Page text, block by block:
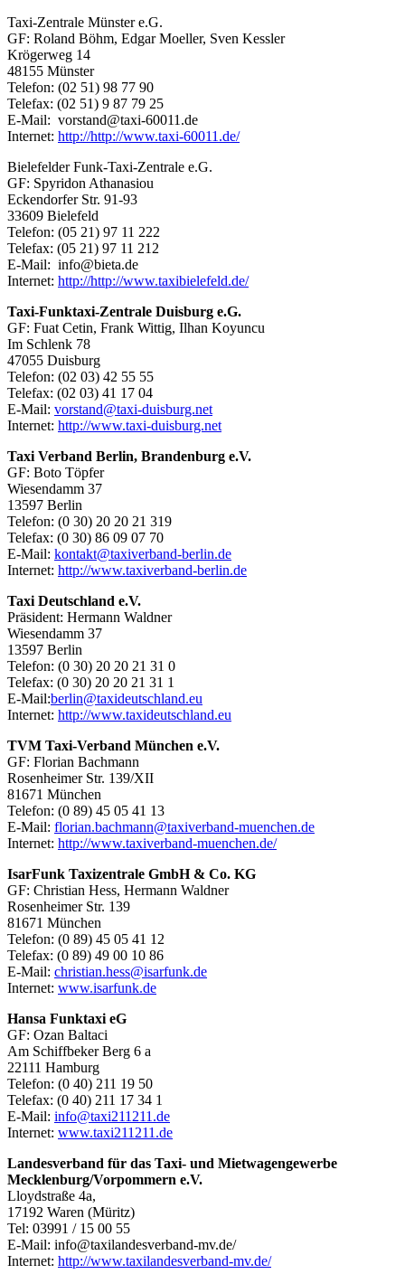
Taxi-Zentrale Münster e.G.
GF: Roland Böhm, Edgar Moeller, Sven Kessler
Krögerweg 14
48155 Münster
Telefon: (02 51) 98 77 90
Telefax: (02 51) 9 87 79 25
E-Mail: vorstand@taxi-60011.de
Internet: http://http://www.taxi-60011.de/
Bielefelder Funk-Taxi-Zentrale e.G.
GF: Spyridon Athanasiou
Eckendorfer Str. 91-93
33609 Bielefeld
Telefon: (05 21) 97 11 222
Telefax: (05 21) 97 11 212
E-Mail: info@bieta.de
Internet: http://http://www.taxibielefeld.de/
Taxi-Funktaxi-Zentrale Duisburg e.G.
GF: Fuat Cetin, Frank Wittig, Ilhan Koyuncu
Im Schlenk 78
47055 Duisburg
Telefon: (02 03) 42 55 55
Telefax: (02 03) 41 17 04
E-Mail: vorstand@taxi-duisburg.net
Internet: http://www.taxi-duisburg.net
Taxi Verband Berlin, Brandenburg e.V.
GF: Boto Töpfer
Wiesendamm 37
13597 Berlin
Telefon: (0 30) 20 20 21 319
Telefax: (0 30) 86 09 07 70
E-Mail: kontakt@taxiverband-berlin.de
Internet: http://www.taxiverband-berlin.de
Taxi Deutschland e.V.
Präsident: Hermann Waldner
Wiesendamm 37
13597 Berlin
Telefon: (0 30) 20 20 21 31 0
Telefax: (0 30) 20 20 21 31 1
E-Mail:berlin@taxideutschland.eu
Internet: http://www.taxideutschland.eu
TVM Taxi-Verband München e.V.
GF: Florian Bachmann
Rosenheimer Str. 139/XII
81671 München
Telefon: (0 89) 45 05 41 13
E-Mail: florian.bachmann@taxiverband-muenchen.de
Internet: http://www.taxiverband-muenchen.de/
IsarFunk Taxizentrale GmbH & Co. KG
GF: Christian Hess, Hermann Waldner
Rosenheimer Str. 139
81671 München
Telefon: (0 89) 45 05 41 12
Telefax: (0 89) 49 00 10 86
E-Mail: christian.hess@isarfunk.de
Internet: www.isarfunk.de
Hansa Funktaxi eG
GF: Ozan Baltaci
Am Schiffbeker Berg 6 a
22111 Hamburg
Telefon: (0 40) 211 19 50
Telefax: (0 40) 211 17 34 1
E-Mail: info@taxi211211.de
Internet: www.taxi211211.de
Landesverband für das Taxi- und Mietwagengewerbe
Mecklenburg/Vorpommern e.V.
Lloydstraße 4a,
17192 Waren (Müritz)
Tel: 03991 / 15 00 55
E-Mail: info@taxilandesverband-mv.de/
Internet: http://www.taxilandesverband-mv.de/